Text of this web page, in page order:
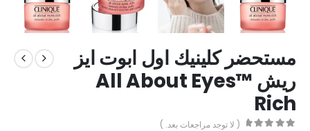
مستحضر كلينيك اول ابوت ايز
ريش All About Eyes™
Rich
( لا توجد مراجعات بعد. )